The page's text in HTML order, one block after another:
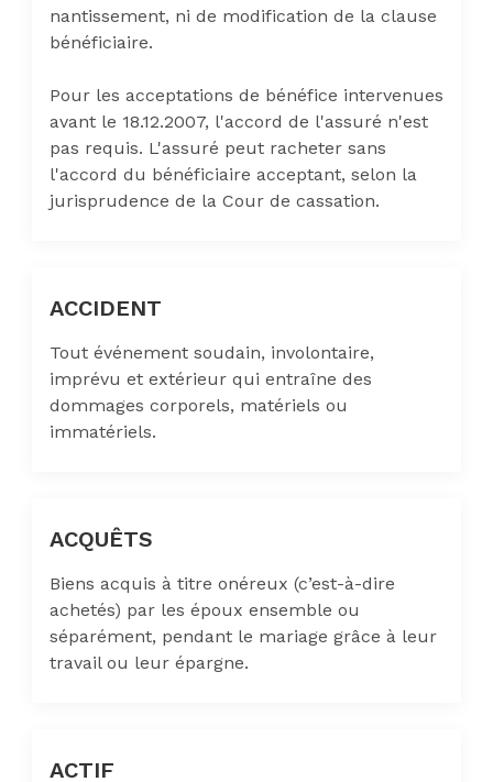
nantissement, ni de modification de la clause
bénéficiaire.
Pour les acceptations de bénéfice intervenues
avant le 18.12.2007, l'accord de l'assuré n'est
pas requis. L'assuré peut racheter sans
l'accord du bénéficiaire acceptant, selon la
jurisprudence de la Cour de cassation.
ACCIDENT
Tout événement soudain, involontaire,
imprévu et extérieur qui entraîne des
dommages corporels, matériels ou
immatériels.
ACQUÊTS
Biens acquis à titre onéreux (c’est-à-dire
achetés) par les époux ensemble ou
séparément, pendant le mariage grâce à leur
travail ou leur épargne.
ACTIF